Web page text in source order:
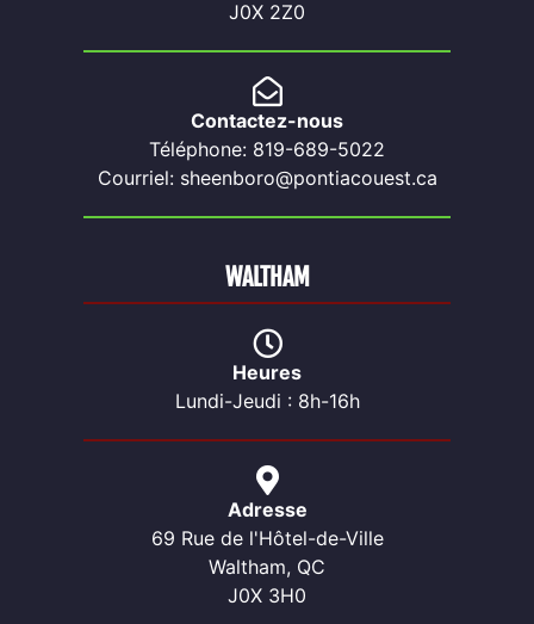
J0X 2Z0
Contactez-nous
Téléphone: 819-689-5022
Courriel: sheenboro@pontiacouest.ca
Heures
Lundi-Jeudi : 8h-16h
Adresse
69 Rue de l'Hôtel-de-Ville
Waltham, QC
J0X 3H0
WALTHAM